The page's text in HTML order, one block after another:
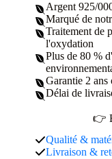
Argent 925/
Marqué de
Traitement de
l'oxydation
Plus de 80 %
Garantie 2
Délai de
👉
Qualité &
Livraison &